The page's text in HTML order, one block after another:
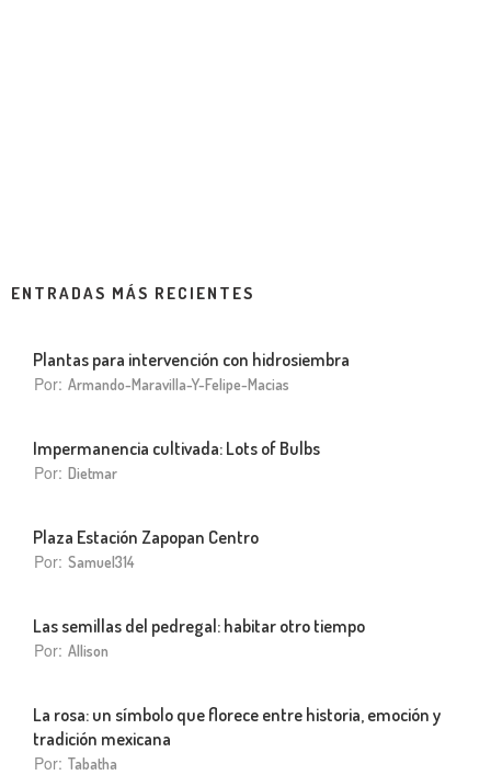
ENTRADAS MÁS RECIENTES
Plantas para intervención con hidrosiembra
Por: Armando-Maravilla-Y-Felipe-Macias
Impermanencia cultivada: Lots of Bulbs
Por: Dietmar
Plaza Estación Zapopan Centro
Por: Samuel314
Las semillas del pedregal: habitar otro tiempo
Por: Allison
La rosa: un símbolo que florece entre historia, emoción y
tradición mexicana
Por: Tabatha